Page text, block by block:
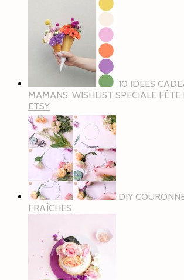
10 IDEES
MAMANS: WISHLIST SPECIALE FÊTE
ETSY
DIY
FRAÎCHES